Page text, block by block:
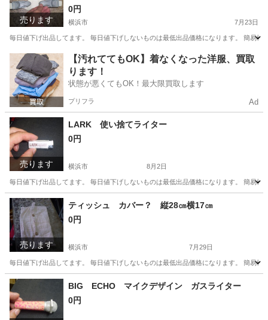
売ります
0円
横浜市 7月23日
毎日値下げ出品してます。 毎日値下げしないものは最低出品価格になります。 簡易
神奈川 横浜市 その他 アクアラング
【汚れててもOK】着なくなった洋服、買取
ります！
状態が悪くてもOK！最大限買取します
プリフラ Ad
売ります
LARK 使い捨てライター
0円
横浜市 8月2日
毎日値下げ出品してます。 毎日値下げしないものは最低出品価格になります。 簡易
神奈川 横浜市 使い捨てライター
売ります
ティッシュ カバー？ 縦28㎝横17㎝
0円
横浜市 7月29日
毎日値下げ出品してます。 毎日値下げしないものは最低出品価格になります。 簡易
神奈川 横浜市 ティッシュ
BIG ECHO マイクデザイン ガスライター
0円